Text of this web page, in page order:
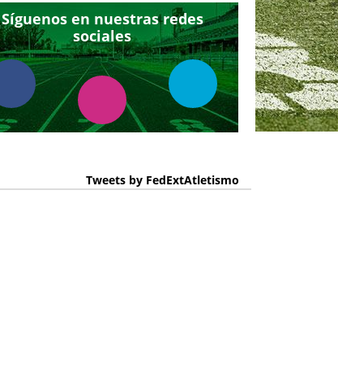
Síguenos en nuestras redes
sociales
Tweets by FedExtAtletismo